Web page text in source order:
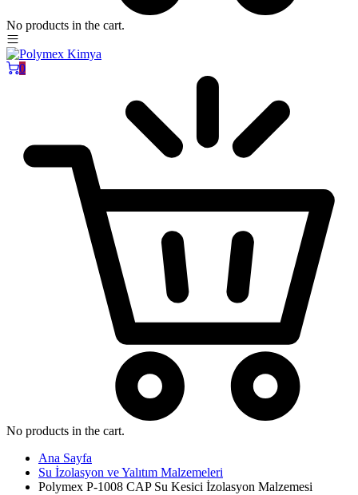
No products in the cart.
0
No products in the cart.
Ana Sayfa
Su İzolasyon ve Yalıtım Malzemeleri
Polymex P-1008 CAP Su Kesici İzolasyon Malzemesi